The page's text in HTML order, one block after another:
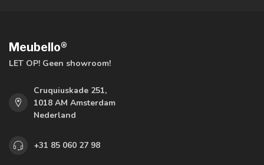
Meubello®
LET OP! Geen showroom!
Cruquiuskade 251,
1018 AM Amsterdam
Nederland
+31 85 060 27 98